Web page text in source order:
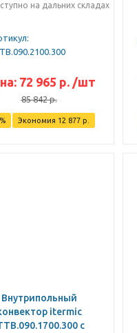
на дальних складах
72 965 р. /шт
85 842р.
Экономия 12 877р.
Внутрипольный
itermic
с